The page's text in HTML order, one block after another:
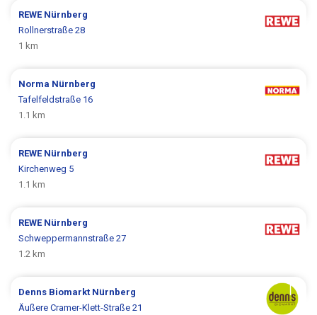
REWE Nürnberg
Rollnerstraße 28
1 km
Norma Nürnberg
Tafelfeldstraße 16
1.1 km
REWE Nürnberg
Kirchenweg 5
1.1 km
REWE Nürnberg
Schweppermannstraße 27
1.2 km
Denns Biomarkt Nürnberg
Äußere Cramer-Klett-Straße 21